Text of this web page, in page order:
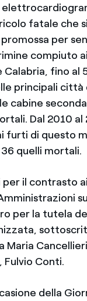
fatale che
per
compiuto
Calabria, fino
principali città
cabine
Dal 2010
furti di questo
quelli mortali.
il contrasto
per la tutela
Maria
Fulvio Conti.
della